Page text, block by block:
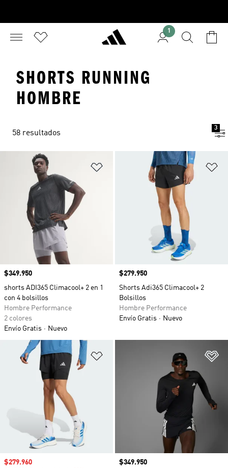
1
SHORTS RUNNING
HOMBRE
58 resultados
3
Añadir a la lista de deseos
Precio
$349.950
shorts ADI365 Climacool+ 2 en 1
con 4 bolsillos
Hombre Performance
2 colores
Envío Gratis
Nuevo
Precio
$279.950
Shorts Adi365 Climacool+ 2
Bolsillos
Hombre Performance
Envío Gratis
Nuevo
Añadir a la lista de deseos
Precio de venta
$279.960 Precio
$349.950